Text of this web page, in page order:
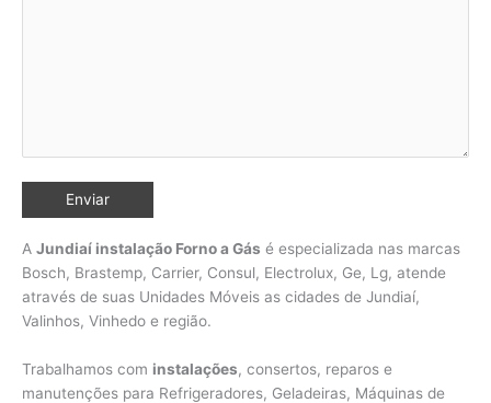
A Jundiaí instalação Forno a Gás é especializada nas marcas
Bosch, Brastemp, Carrier, Consul, Electrolux, Ge, Lg, atende
através de suas Unidades Móveis as cidades de Jundiaí,
Valinhos, Vinhedo e região.
Trabalhamos com instalações, consertos, reparos e
manutenções para Refrigeradores, Geladeiras, Máquinas de